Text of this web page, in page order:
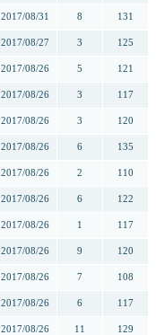
2017/08/31 8 131
2017/08/27 3 125
2017/08/26 5 121
2017/08/26 3 117
2017/08/26 3 120
2017/08/26 6 135
2017/08/26 2 110
2017/08/26 6 122
2017/08/26 1 117
2017/08/26 9 120
2017/08/26 7 108
2017/08/26 6 117
2017/08/26 11 129